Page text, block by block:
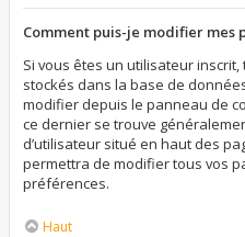
Comment puis-je modifier mes
Si vous êtes un utilisateur
stockés dans la base de
modifier depuis le panneau de
ce dernier se trouve
d’utilisateur situé en haut des
permettra de modifier tous vos
préférences.
Haut